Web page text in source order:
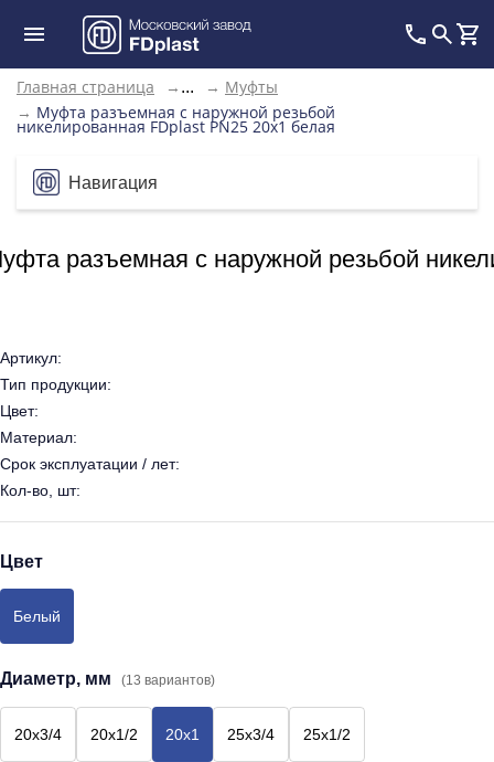
Главная страница → ... → Муфты
→ Муфта разъемная с наружной резьбой
никелированная FDplast PN25 20х1 белая
Навигация
разъемная с наружной резьбой
Артикул:
Тип продукции:
Цвет:
Материал:
Срок эксплуатации / лет:
Кол-во, шт:
Цвет
Белый
Диаметр, мм (13 вариантов)
20х3/4 20х1/2 20х1 25х3/4 25х1/2